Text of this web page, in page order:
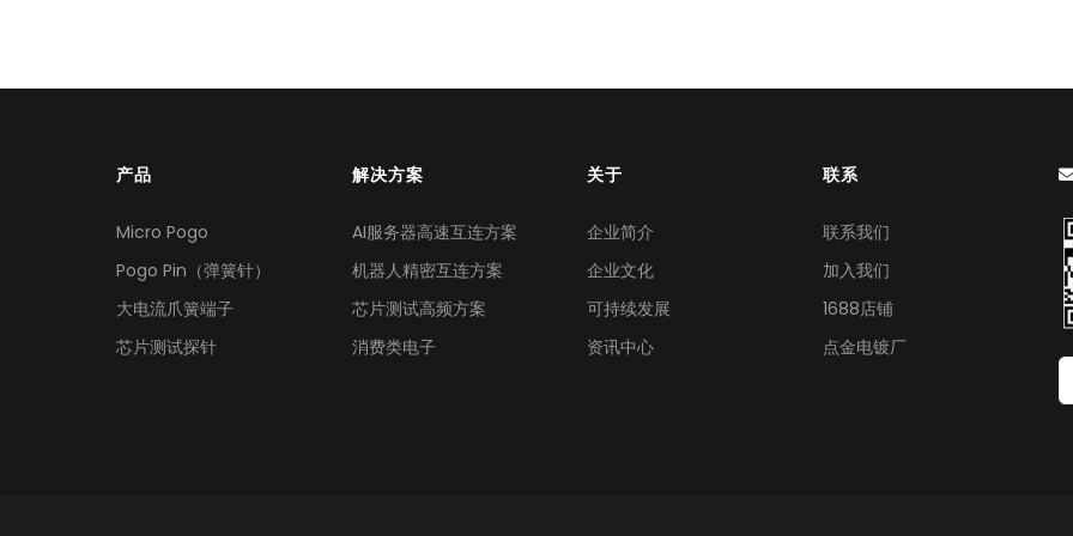
产品
Micro Pogo
Pogo Pin（弹簧针）
大电流爪簧端子
芯片测试探针
解决方案
AI服务器高速互连方案
机器人精密互连方案
芯片测试高频方案
消费类电子
关于
企业简介
企业文化
可持续发展
资讯中心
联系
联系我们
加入我们
1688店铺
点金电镀厂